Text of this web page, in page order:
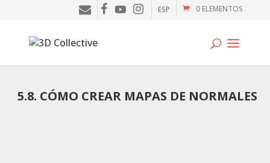
Tutoriales
0 ELEMENTOS
ESP
5.8. CÓMO CREAR MAPAS DE NORMALES